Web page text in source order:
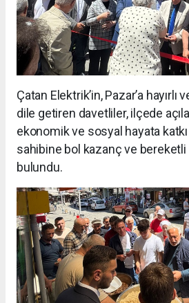
Çatan Elektrik’in, Pazar’a hayırlı
dile getiren davetliler, ilçede
ekonomik ve sosyal hayata
sahibine bol kazanç ve
bulundu.